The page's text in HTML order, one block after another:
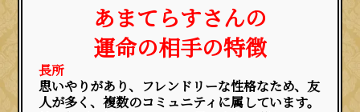
あまてらすさんの
運命の相手の特徴
長所
思いやりがあり、フレンドリーな性格なため、友
人が多く、複数のコミュニティに属しています。